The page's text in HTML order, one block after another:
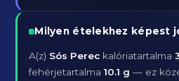
Milyen ételekhez képest
A(z) Sós Perec kalóriatartalma
fehérjetartalma10.1 g — ez